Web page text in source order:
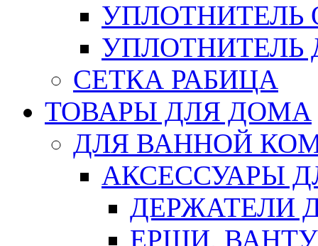
УПЛОТНИТЕЛЬ
СЕТКА РАБИЦА
ТОВАРЫ ДЛЯ ДОМА
ДЛЯ ВАННОЙ
АКСЕССУАРЫ
ДЕРЖАТЕЛИ
ЕРШИ,